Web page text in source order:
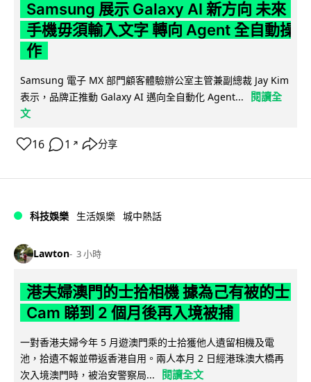
Samsung 展示 Galaxy AI 新方向 未來
手機毋須輸入文字 轉向 Agent 全自動操
作
Samsung 電子 MX 部門顧客體驗辦公室主管兼副總裁 Jay Kim
表示，品牌正推動 Galaxy AI 邁向全自動化 Agent...
閱讀全
文
16 1 ↗ 分享
科技娛樂 生活娛樂 城中熱話
Lawton 3 小時
港夫婦澳門的士拾相機 據為己有被的士
Cam 睇到 2 個月後再入境被捕
一對香港夫婦今年 5 月遊澳門乘的士拾獲他人遺留相機及電
池，拾遺不報並帶返香港自用。兩人本月 2 日經港珠澳大橋再
次入境澳門時，被治安警察局...
閱讀全文